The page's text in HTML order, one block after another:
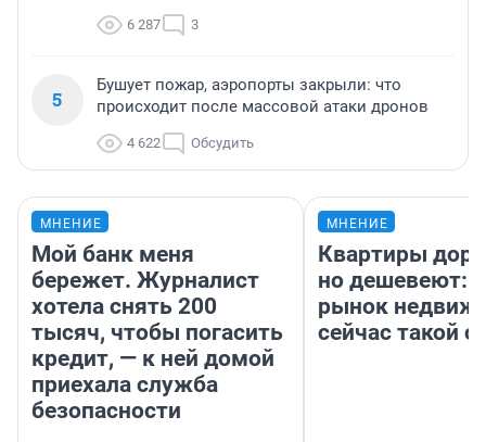
6 287 3
5
Бушует пожар, аэропорты закрыли: что
происходит после массовой атаки дронов
4 622 Обсудить
МНЕНИЕ
Мой банк меня
бережет. Журналист
хотела снять 200
тысяч, чтобы погасить
кредит, — к ней домой
приехала служба
безопасности
МНЕНИЕ
Квартиры
но дешевеют:
рынок
сейчас такой